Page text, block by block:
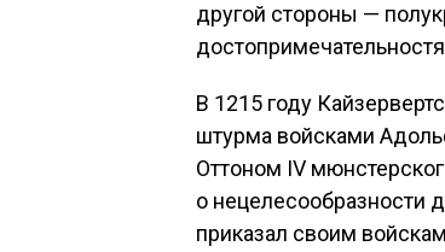
другой стороны —
В 1215 году
штурма войсками
Оттоном IV
о нецелесообразности
приказал своим